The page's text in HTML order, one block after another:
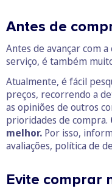
Antes de
Antes de avançar com
serviço, é também
Atualmente, é fácil
preços, recorrendo a
as opiniões de outros
prioridades de compra.
melhor. Por isso,
avaliações, política de
Evite comprar